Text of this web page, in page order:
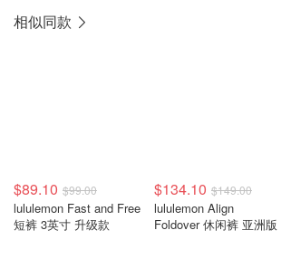
相似同款
$89.10 $99.00
lululemon Fast and Free
短裤 3英寸 升级款
$134.10 $149.00
lululemon Align
Foldover 休闲裤 亚洲版